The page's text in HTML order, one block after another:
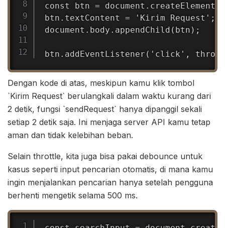
const btn =
btn.textContent = 'Kirim Request';
document.body.appendChild(btn);
btn.addEventListener('click',
Dengan kode di atas, meskipun kamu klik tombol
`Kirim Request` berulangkali dalam waktu kurang dari
2 detik, fungsi `sendRequest` hanya dipanggil sekali
setiap 2 detik saja. Ini menjaga server API kamu tetap
aman dan tidak kelebihan beban.
Selain throttle, kita juga bisa pakai debounce untuk
kasus seperti input pencarian otomatis, di mana kamu
ingin menjalankan pencarian hanya setelah pengguna
berhenti mengetik selama 500 ms.